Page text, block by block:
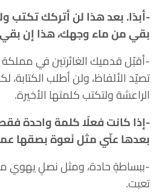
-أبدًا. بعد هذا لن أتركك تكتب
بقي من ماء وجهك، هذا إن
-أقبّل قدميك الغائرتين في
تصيّد الألفاظ، ولن أطلب
الراعشة ولتكتب كلمتها الأخيرة.
-إذا كانت فعلًا كلمة واحدة
بعدها عنّي مثل نَعوة بصقها
-ببساطةٍ حادة، ومثل نصلٍ يهوي
تعبت.